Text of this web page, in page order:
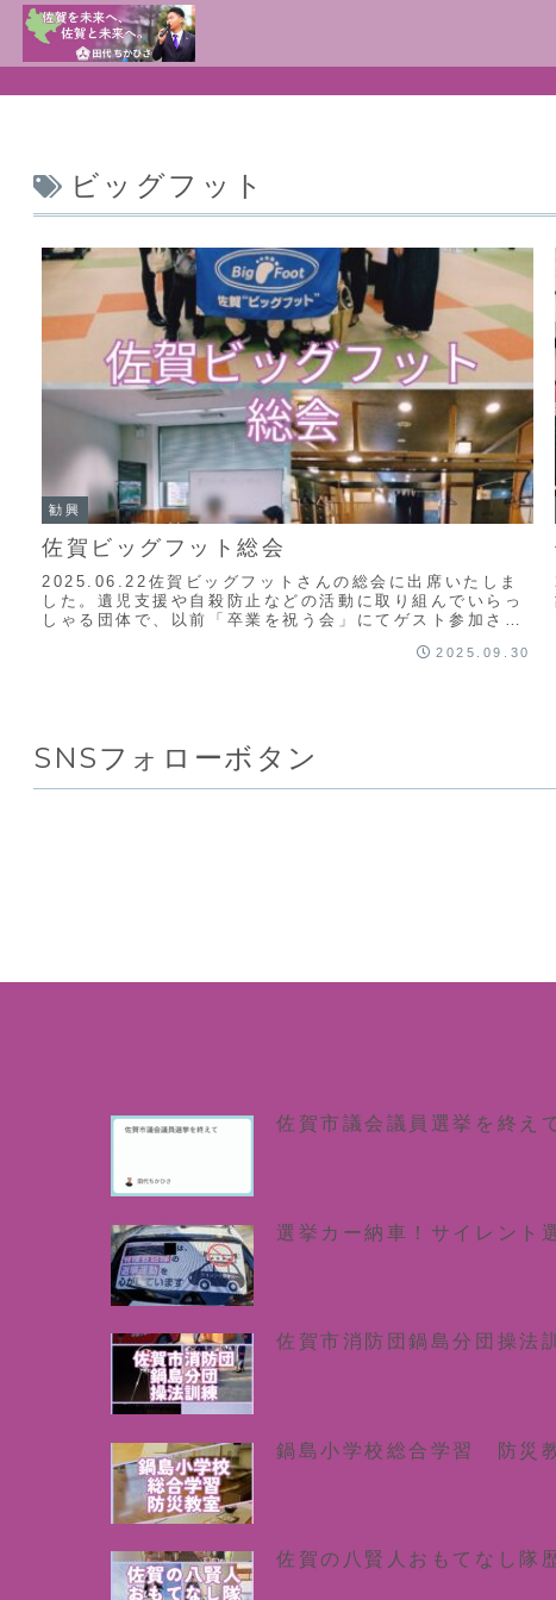
ビッグフット
勧興
佐賀ビッグフット総会
2025.06.22佐賀ビッグフットさんの総会に出席いたしま
した。遺児支援や自殺防止などの活動に取り組んでいらっ
しゃる団体で、以前「卒業を祝う会」にてゲスト参加させ
2025.09.30
SNSフォローボタン
佐賀市議会議員選挙を終え
選挙カー納車！サイレント
佐賀市消防団鍋島分団操法
鍋島小学校総合学習 防災
佐賀の八賢人おもてなし隊